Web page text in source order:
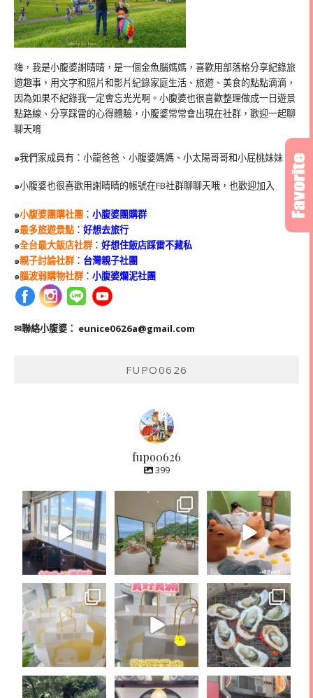
嗨，我是小腹婆謝晴晴，是一個金魚腦媽媽，喜歡用部落格分享紀錄旅
遊趣事，用文字和照片和影片紀錄家庭生活、旅遊、美食的點點滴滴，
因為如果不紀錄我一定會忘光光啊。小腹婆也很喜歡整理做成一日遊景
點路線、分享踩雷的心得體驗，小腹婆常常會出現在社群，歡迎一起聊
聊天唷
๑我們家成員有：小龍爸爸、小腹婆媽媽、小太陽哥哥和小屁桃妹妹
๑小腹婆也很喜歡用謝晴晴的帳號在FB社群聊聊天哦，也歡迎加入
๑小腹婆團購社團 ： 小腹婆團購群
๑最多旅遊景點： 好想去旅行
๑全台最大飯店社群： 好想住飯店踩雷不藏私
๑親子討論社群： 台灣親子社團
๑腦波弱購物社群： 小腹婆爛泥社團
✉聯絡小腹婆： eunice0626a@gmail.com
FUPO0626
fupo0626
399